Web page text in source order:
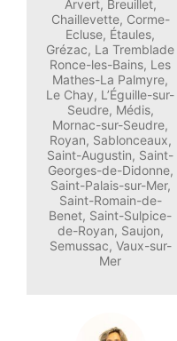
Arvert, Breuillet,
Chaillevette, Corme-
Ecluse, Étaules,
Grézac, La Tremblade
Ronce-les-Bains, Les
Mathes-La Palmyre,
Le Chay, L’Éguille-sur-
Seudre, Médis,
Mornac-sur-Seudre,
Royan, Sablonceaux,
Saint-Augustin, Saint-
Georges-de-Didonne,
Saint-Palais-sur-Mer,
Saint-Romain-de-
Benet, Saint-Sulpice-
de-Royan, Saujon,
Semussac, Vaux-sur-
Mer